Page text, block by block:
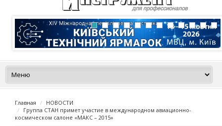
Главная
НОВОСТИ
Группа СТАН примет участие в международном авиационно-
космическом салоне «МАКС – 2015»